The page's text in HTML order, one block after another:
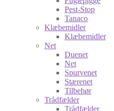
Pest-Stop
Tanaco
Klæbemidler
Klæbemidler
Net
Duenet
Net
Spurvenet
Stærenet
Tilbehør
Trådfælder
Trådfælder